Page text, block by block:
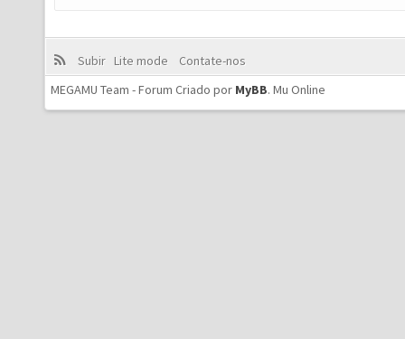
Subir Lite mode
Contate-nos
MEGAMU Team - Forum Criado por MyBB. Mu Online